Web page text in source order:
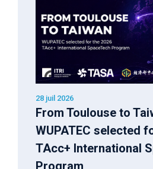
28 juil 2026
From Toulouse to
WUPATEC selected
TAcc+ International
Program